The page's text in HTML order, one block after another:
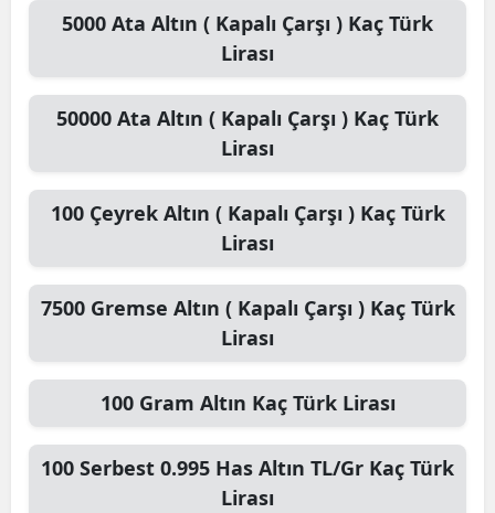
5000 Ata Altın ( Kapalı Çarşı ) Kaç Türk
Lirası
50000 Ata Altın ( Kapalı Çarşı ) Kaç Türk
Lirası
100 Çeyrek Altın ( Kapalı Çarşı )Kaç Türk
Lirası
7500 Gremse Altın ( Kapalı Çarşı )Kaç Türk
Lirası
100 Gram Altın Kaç Türk Lirası
100 Serbest 0.995 Has Altın TL/Gr Kaç Türk
Lirası